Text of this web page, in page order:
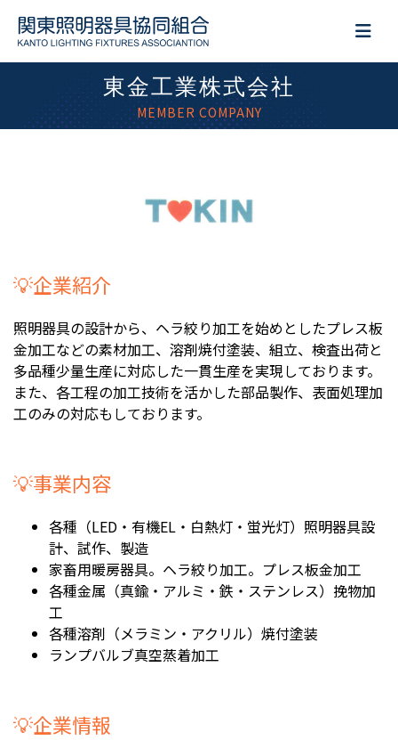
東金工業株式会社
MEMBER COMPANY
💡企業紹介
照明器具の設計から、ヘラ絞り加工を始めとしたプレス板
金加工などの素材加工、溶剤焼付塗装、組立、検査出荷と
多品種少量生産に対応した一貫生産を実現しております。
また、各工程の加工技術を活かした部品製作、表面処理加
工のみの対応もしております。
💡事業内容
各種（LED・有機EL・白熱灯・蛍光灯）照明器具設
計、試作、製造
家畜用暖房器具。ヘラ絞り加工。プレス板金加工
各種金属（真鍮・アルミ・鉄・ステンレス）挽物加
工
各種溶剤（メラミン・アクリル）焼付塗装
ランプバルブ真空蒸着加工
💡企業情報